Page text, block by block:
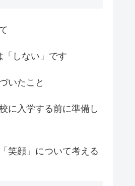
「しない」です
いたこと
に入学する前に準備し
笑顔」について考える